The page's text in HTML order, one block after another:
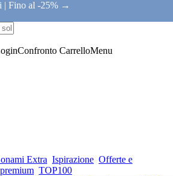
| Fino al -25% →
Confronto CarrelloMenu
Extra Ispirazione Offerte e
TOP100